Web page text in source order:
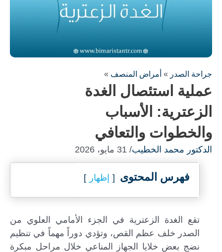
جراحة الصدر » أمراض المنصف »
عملية استئصال الغدة
الزعترية: الأسباب
والخطوات والتعافي
الدكتور محمد الخطيب/ 31 مايو، 2026
فهرس المحتوى إظهار
تقع الغدة الزعترية في الجزء الأمامي العلوي من
الصدر خلف عظم القص، وتؤدي دوراً مهماً في تنظيم
نضج بعض خلايا الجهاز المناعي خلال مراحل مبكرة